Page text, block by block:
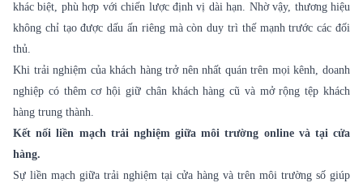
khác biệt, phù hợp với chiến lược định vị dài hạn. Nhờ vậy, thương hiệu
không chỉ tạo được dấu ấn riêng mà còn duy trì thế mạnh trước các đối
thủ.
Khi trải nghiệm của khách hàng trở nên nhất quán trên mọi kênh, doanh
nghiệp có thêm cơ hội giữ chân khách hàng cũ và mở rộng tệp khách
hàng trung thành.
Kết nối liền mạch trải nghiệm giữa môi trường online và tại cửa
hàng.
Sự liền mạch giữa trải nghiệm tại cửa hàng và trên môi trường số giúp